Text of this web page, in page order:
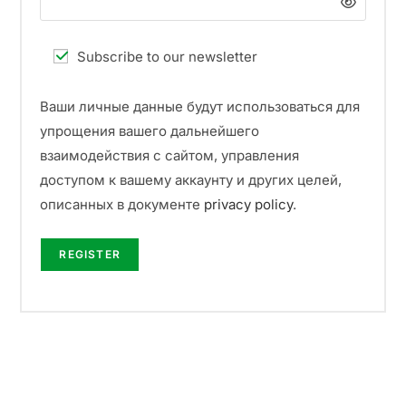
Subscribe to our newsletter
Ваши личные данные будут использоваться для
упрощения вашего дальнейшего
взаимодействия с сайтом, управления
доступом к вашему аккаунту и других целей,
описанных в документе privacy policy.
REGISTER